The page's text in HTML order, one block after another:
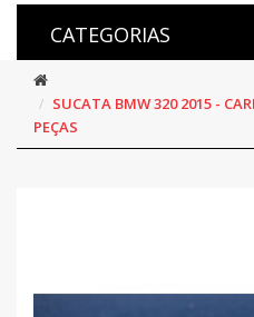
CATEGORIAS
SUCATA BMW 320 2015 -
PEÇAS